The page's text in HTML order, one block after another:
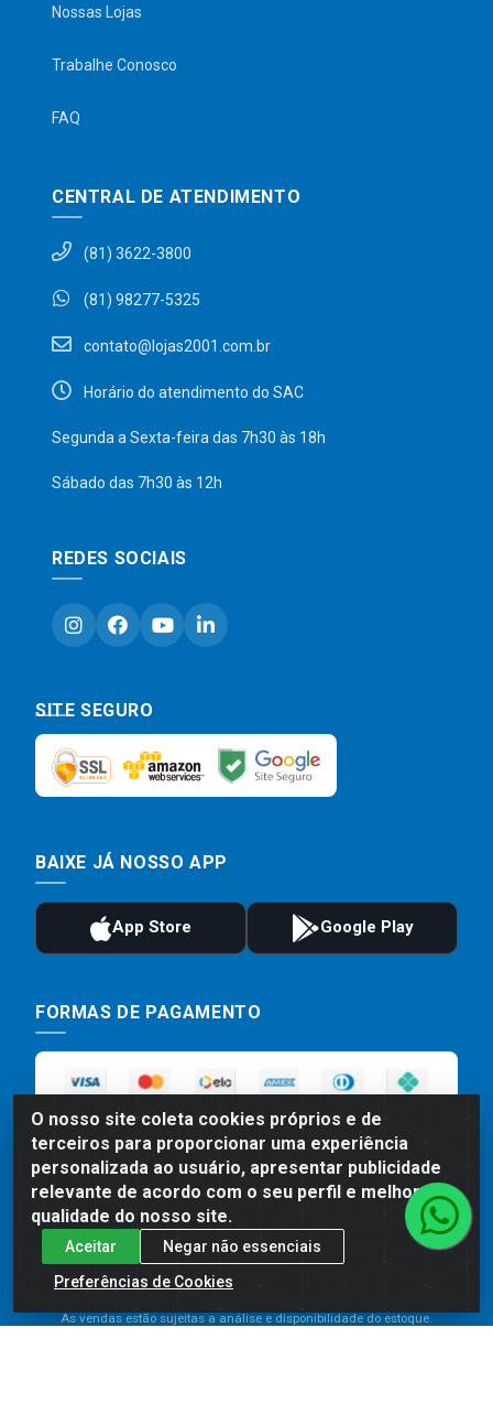
O nosso site coleta cookies próprios e de
terceiros para proporcionar uma experiência
personalizada ao usuário, apresentar publicidade
relevante de acordo com o seu perfil e melhorar a
qualidade do nosso site.
Aceitar
Negar não essenciais
Preferências de Cookies
Nossas Lojas
Trabalhe Conosco
FAQ
CENTRAL DE ATENDIMENTO
(81) 3622-3800
(81) 98277-5325
contato@lojas2001.com.br
Horário do atendimento do SAC
Segunda a Sexta-feira das 7h30 às 18h
Sábado das 7h30 às 12h
REDES SOCIAIS
SITE SEGURO
BAIXE JÁ NOSSO APP
FORMAS DE PAGAMENTO
Preços, promoções, condições de pagamento e frete são válidos
para compras realizadas exclusivamente pelo site. Caso haja
divergência de preço de um produto, será válido o preço que for
As vendas estão sujeitas a análise e disponibilidade do estoque.